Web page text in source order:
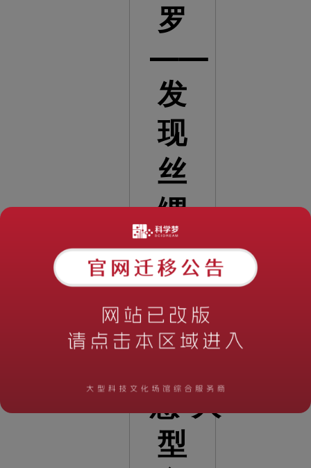
罗
——
发
现
丝
绸
之
路
的
慧”大
型